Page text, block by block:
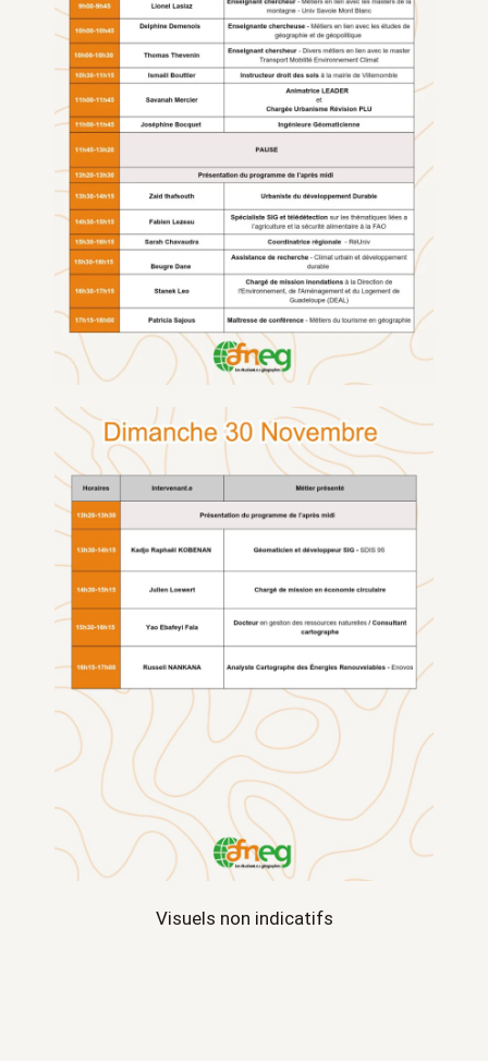
Visuels non indicatifs